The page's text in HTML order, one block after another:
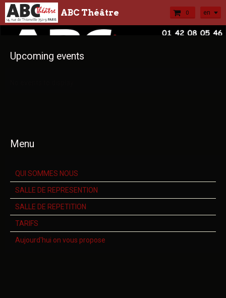
ABC Théâtre 0 en
Upcoming events
Menu
QUI SOMMES NOUS
SALLE DE REPRESENTION
SALLE DE REPETITION
TARIFS
Aujourd'hui on vous propose